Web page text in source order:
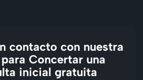
contacto con nuestra
Concertar una
inicial gratuita